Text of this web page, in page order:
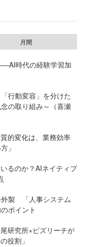
月間
時代の経験学習加
行動変容」を分けた
の取り組み～（喜瀬
的変化は、業務効率
」
るのか？AIネイティブ
外製 「人事システム
ポイント
研究所×ビズリーチが
役割」